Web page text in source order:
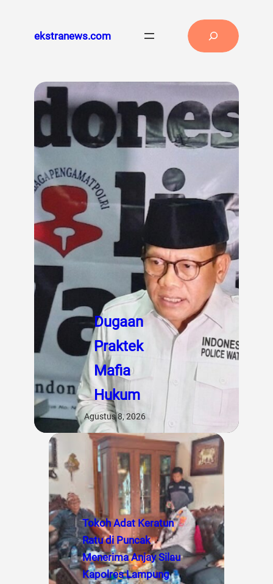
ekstranews.com
Search
Dugaan
Praktek
Mafia
Hukum
Agustus 8, 2026
Tokoh Adat Keratun
Ratu di Puncak
Menerima Anjay Silau
Kapolres Lampung